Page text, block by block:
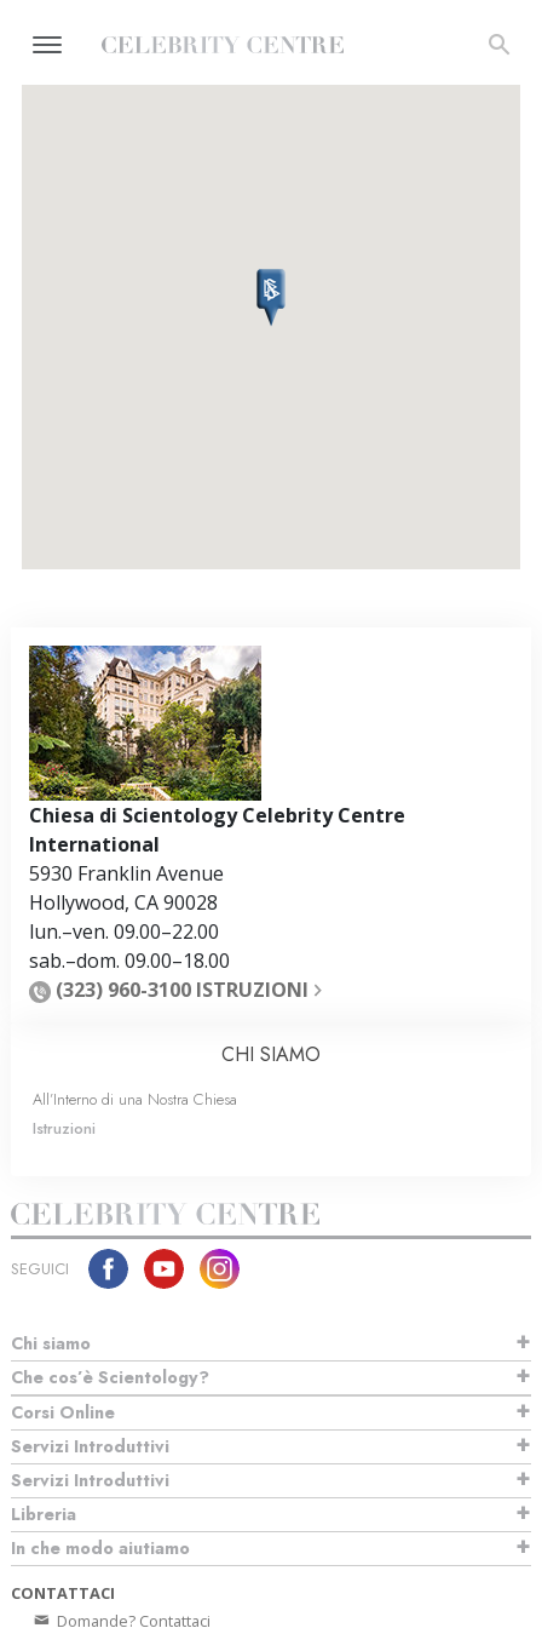
Chiesa di Scientology Celebrity Centre
International
5930 Franklin Avenue
Hollywood, CA90028
lun.–ven. 09.00–22.00
sab.–dom. 09.00–18.00
(323) 960-3100 ISTRUZIONI
CHI SIAMO
All’Interno di una Nostra Chiesa
Istruzioni
SEGUICI
Chi siamo
Che cos’è Scientology?
Corsi Online
Servizi Introduttivi
Servizi Introduttivi
Libreria
In che modo aiutiamo
CONTATTACI
Domande? Contattaci